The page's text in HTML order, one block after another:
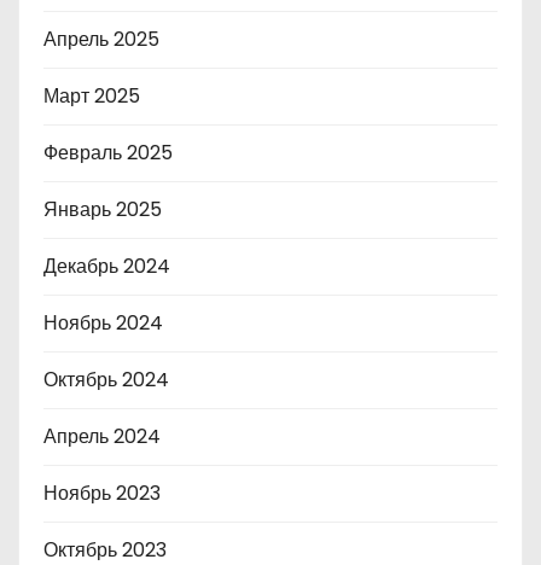
Апрель 2025
Март 2025
Февраль 2025
Январь 2025
Декабрь 2024
Ноябрь 2024
Октябрь 2024
Апрель 2024
Ноябрь 2023
Октябрь 2023